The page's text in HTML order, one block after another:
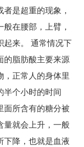
是超重的现象，
在腰部，上臂，
起来。 通常情况下
的脂肪酸主要来源
，正常人的身体里
半个小时的时间
面所含有的糖分被
量就会上升，一般
下降，也就是血液